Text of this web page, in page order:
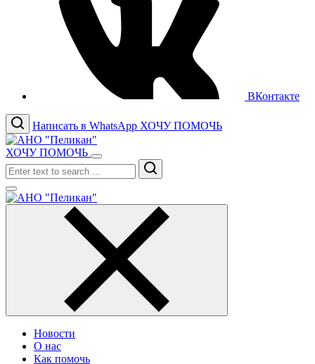
ВКонтакте
Написать в WhatsApp ХОЧУ ПОМОЧЬ
ХОЧУ ПОМОЧЬ
Search
Новости
О нас
Как помочь